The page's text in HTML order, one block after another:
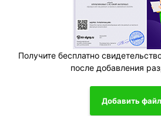
Получите бесплатно
после добавления
Добавить файл